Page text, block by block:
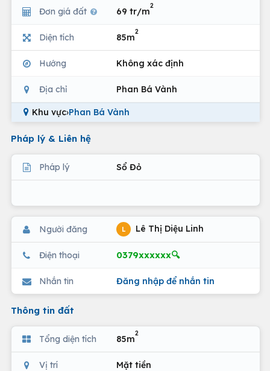
Đơn giá đất 69 tr/m
2
Diện tích 85m
2
Hướng Không xác định
Địa chỉ Phan Bá Vành
Khu vực›Phan Bá Vành
Pháp lý & Liên hệ
Pháp lý Sổ Đỏ
Người đăng L Lê Thị Diệu Linh
Điện thoại 0379xxxxxx🔍
Nhắn tin Đăng nhập để nhắn tin
Thông tin đất
Tổng diện tích 85m
2
Vị trí Mặt tiền